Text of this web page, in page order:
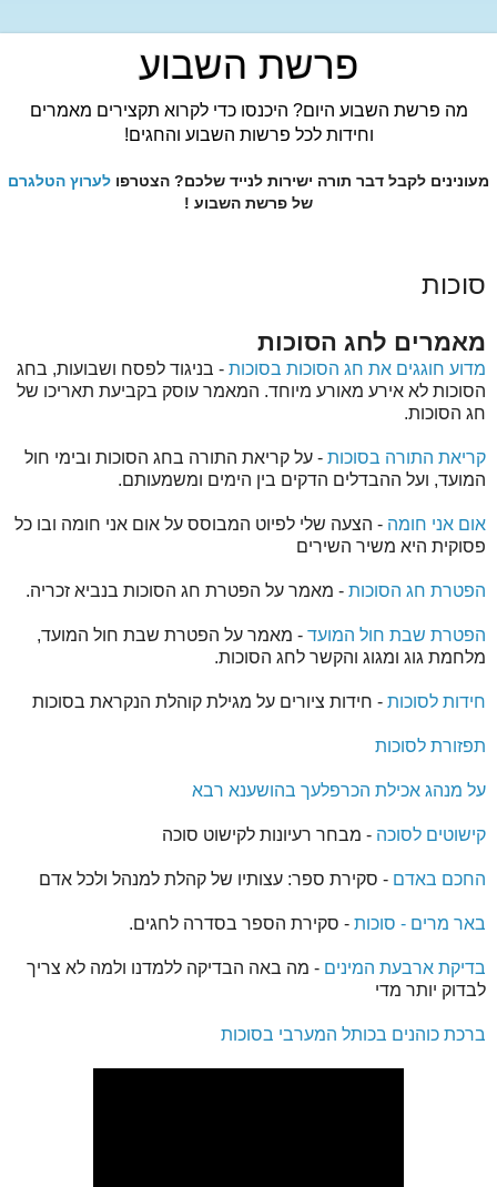
פרשת השבוע
מה פרשת השבוע היום? היכנסו כדי לקרוא תקצירים מאמרים
וחידות לכל פרשות השבוע והחגים!
מעונינים לקבל דבר תורה ישירות לנייד שלכם? הצטרפו לערוץ הטלגרם
של פרשת השבוע !
סוכות
מאמרים לחג הסוכות
מדוע חוגגים את חג הסוכות בסוכות - בניגוד לפסח ושבועות, בחג
הסוכות לא אירע מאורע מיוחד. המאמר עוסק בקביעת תאריכו של
חג הסוכות.
קריאת התורה בסוכות - על קריאת התורה בחג הסוכות ובימי חול
המועד, ועל ההבדלים הדקים בין הימים ומשמעותם.
אום אני חומה - הצעה שלי לפיוט המבוסס על אום אני חומה ובו כל
פסוקית היא משיר השירים
הפטרת חג הסוכות - מאמר על הפטרת חג הסוכות בנביא זכריה.
הפטרת שבת חול המועד - מאמר על הפטרת שבת חול המועד,
מלחמת גוג ומגוג והקשר לחג הסוכות.
חידות לסוכות - חידות ציורים על מגילת קוהלת הנקראת בסוכות
תפזורת לסוכות
על מנהג אכילת הכרפלעך בהושענא רבא
קישוטים לסוכה - מבחר רעיונות לקישוט סוכה
החכם באדם - סקירת ספר: עצותיו של קהלת למנהל ולכל אדם
באר מרים - סוכות - סקירת הספר בסדרה לחגים.
בדיקת ארבעת המינים - מה באה הבדיקה ללמדנו ולמה לא צריך
לבדוק יותר מדי
ברכת כוהנים בכותל המערבי בסוכות